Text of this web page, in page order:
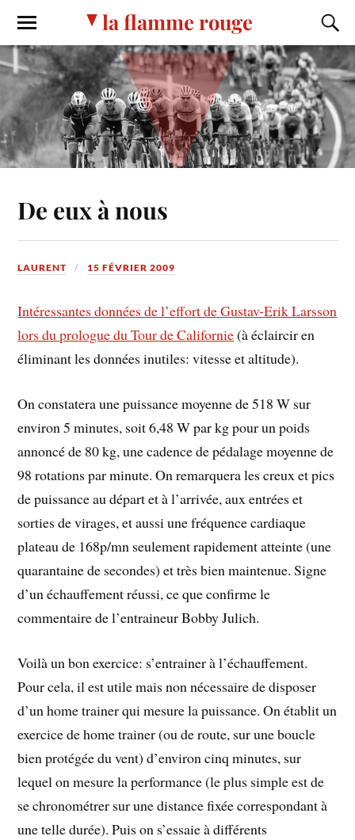
la flamme rouge
De eux à nous
LAURENT 15 FÉVRIER 2009
Intéressantes données de l’effort de Gustav-Erik Larsson
lors du prologue du Tour de Californie(à éclaircir en
éliminant les données inutiles: vitesse et altitude).
On constatera une puissance moyenne de 518 W sur
environ 5 minutes, soit 6,48 W par kg pour un poids
annoncé de 80 kg, une cadence de pédalage moyenne de
98 rotations par minute. On remarquera les creux et pics
de puissance au départ et à l’arrivée, aux entrées et
sorties de virages, et aussi une fréquence cardiaque
plateau de 168p/mn seulement rapidement atteinte (une
quarantaine de secondes) et très bien maintenue. Signe
d’un échauffement réussi, ce que confirme le
commentaire de l’entraineur Bobby Julich.
Voilà un bon exercice: s’entrainer à l’échauffement.
Pour cela, il est utile mais non nécessaire de disposer
d’un home trainer qui mesure la puissance. On établit un
exercice de home trainer (ou de route, sur une boucle
bien protégée du vent) d’environ cinq minutes, sur
lequel on mesure la performance (le plus simple est de
se chronométrer sur une distance fixée correspondant à
une telle durée). Puis on s’essaie à différents